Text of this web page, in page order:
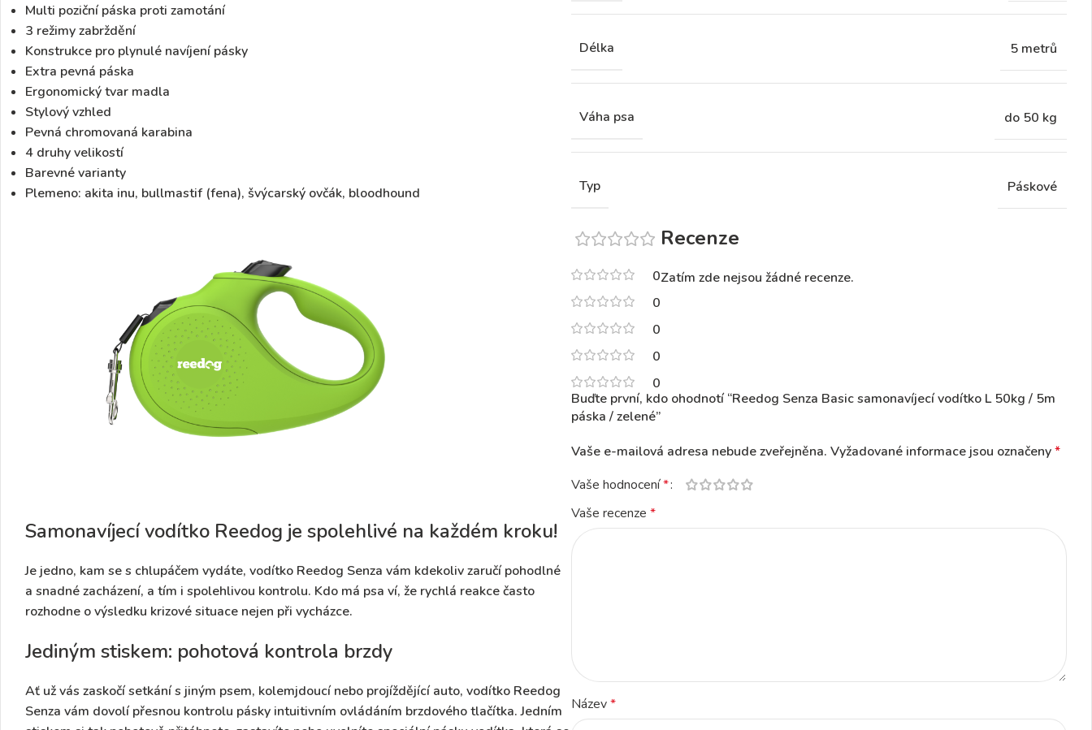
Multi poziční páska proti zamotání
3 režimy zabrždění
Konstrukce pro plynulé navíjení pásky
Extra pevná páska
Ergonomický tvar madla
Stylový vzhled
Pevná chromovaná karabina
4 druhy velikostí
Barevné varianty
Plemeno: akita inu, bullmastif (fena), švýcarský ovčák, bloodhound
Samonavíjecí vodítko Reedog je spolehlivé na každém kroku!
Je jedno, kam se s chlupáčem vydáte, vodítko Reedog Senza vám kdekolivzaručí pohodlné
a snadné zacházení, a tím i spolehlivou kontrolu. Kdo má psa ví, že rychlá reakce často
rozhodne o výsledku krizové situace nejen při vycházce.
Jediným stiskem: pohotová kontrola brzdy
Ať už vás zaskočí setkání s jiným psem, kolemjdoucí nebo projíždějící auto, vodítko Reedog
Senza vám dovolí přesnou kontrolu pásky intuitivním ovládáním brzdového tlačítka.Jedním
Délka 5 metrů
Váha psa do 50 kg
Typ Páskové
0
0
0
0
0
Recenze
Zatím zde nejsou žádné recenze.
Buďte první, kdo ohodnotí “Reedog Senza Basic samonavíjecí vodítko L 50kg / 5m
páska / zelené”
Vaše e-mailová adresa nebude zveřejněna. Vyžadované informace jsou označeny*
Vaše hodnocení*
Vaše recenze *
Název*